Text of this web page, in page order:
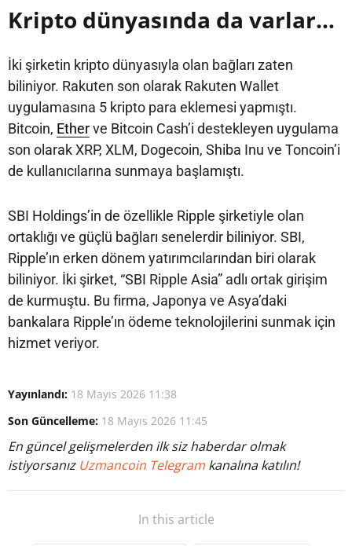
Kripto dünyasında da varlar…
İki şirketin kripto dünyasıyla olan bağları zaten
biliniyor. Rakuten son olarak Rakuten Wallet
uygulamasına 5 kripto para eklemesi yapmıştı.
Bitcoin, Etherve Bitcoin Cash’i destekleyen uygulama
son olarak XRP, XLM, Dogecoin, Shiba Inu ve Toncoin’i
de kullanıcılarına sunmaya başlamıştı.
SBI Holdings’in de özellikle Ripple şirketiyle olan
ortaklığı ve güçlü bağları senelerdir biliniyor. SBI,
Ripple’ın erken dönem yatırımcılarından biri olarak
biliniyor. İki şirket, “SBI Ripple Asia” adlı ortak girişim
de kurmuştu. Bu firma, Japonya ve Asya’daki
bankalara Ripple’ın ödeme teknolojilerini sunmak için
hizmet veriyor.
Yayınlandı: 18 Mayıs 2026 11:38
Son Güncelleme: 18 Mayıs 2026 11:45
En güncel gelişmelerden ilk siz haberdar olmak
istiyorsanız Uzmancoin Telegram kanalına katılın!
In this article